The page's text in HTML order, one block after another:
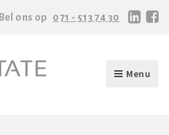
Bel ons op 071 - 513 74 30
Menu